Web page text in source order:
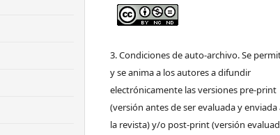
3. Condiciones de auto-archivo. Se
y se anima a los autores a difundir
electrónicamente las versiones pre-print
(versión antes de ser evaluada y enviada
la revista) y/o post-print (versión